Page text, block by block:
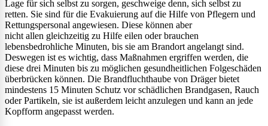
Lage für sich selbst zu sorgen, geschweige denn, sich selbst zu
retten. Sie sind für die Evakuierung auf die Hilfe von Pflegern und
Rettungspersonal angewiesen. Diese können aber
nicht allen gleichzeitig zu Hilfe eilen oder brauchen
lebensbedrohliche Minuten, bis sie am Brandort angelangt sind.
Deswegen ist es wichtig, dass Maßnahmen ergriffen werden, die
diese drei Minuten bis zu möglichen gesundheitlichen Folgeschäden
überbrücken können. Die Brandfluchthaube von Dräger bietet
mindestens 15 Minuten Schutz vor schädlichen Brandgasen, Rauch
oder Partikeln, sie ist außerdem leicht anzulegen und kann an jede
Kopfform angepasst werden.